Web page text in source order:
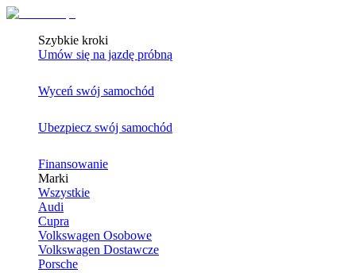
Szybkie kroki
Umów się na jazdę próbną
Wyceń swój samochód
Ubezpiecz swój samochód
Finansowanie
Marki
Wszystkie
Audi
Cupra
Volkswagen Osobowe
Volkswagen Dostawcze
Porsche